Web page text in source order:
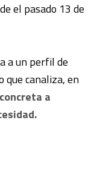
el pasado 13 de
a un perfil de
que canaliza, en
a